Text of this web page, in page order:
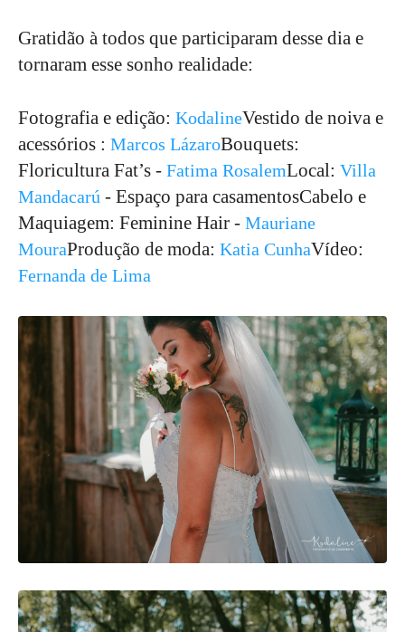
Gratidão à todos que participaram desse dia e
tornaram esse sonho realidade:
Fotografia e edição: KodalineVestido de noiva e
acessórios : Marcos LázaroBouquets:
Floricultura Fat’s - Fatima RosalemLocal: Villa
Mandacarú - Espaço para casamentosCabelo e
Maquiagem: Feminine Hair - Mauriane
MouraProdução de moda: Katia CunhaVídeo:
Fernanda de Lima